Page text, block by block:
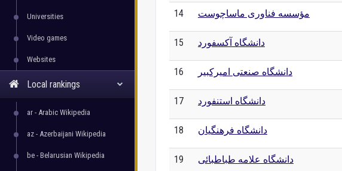
Universities
Video games
Websites
Local rankings
ar - Arabic Wikipedia
az - Azerbaijani Wikipedia
be - Belarusian Wikipedia
14 مؤسسه فناوری ماساچوست
15 دانشگاه آکسفورد
16 دانشگاه صنعتی امیرکبیر
17 دانشگاه استنفورد
18 دانشگاه فرهنگیان
19 دانشگاه علامه طباطبائی